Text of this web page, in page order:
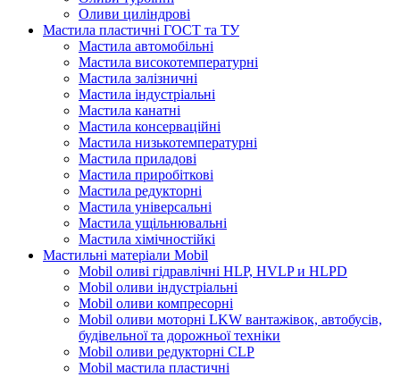
Оливи циліндрові
Мастила пластичні ГОСТ та ТУ
Мастила автомобільні
Мастила високотемпературні
Мастила залізничні
Мастила індустріальні
Мастила канатні
Мастила консерваційні
Мастила низькотемпературні
Мастила приладові
Мастила приробіткові
Мастила редукторні
Мастила універсальні
Мастила ущільнювальні
Мастила хімічностійкі
Мастильні матеріали Mobil
Mobil оливі гідравлічні HLP, HVLP и HLPD
Mobil оливи індустріальні
Mobil оливи компресорні
Mobil оливи моторні LKW вантажівок, автобусів,
будівельної та дорожньої техніки
Mobil оливи редукторні CLP
Mobil мастила пластичні